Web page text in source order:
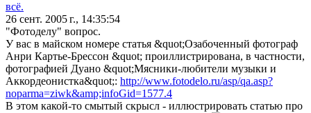
всё.
26 сент. 2005 г., 14:35:54
"Фотоделу" вопрос.
У вас в майском номере статья &quot;Озабоченный фотограф
Анри Картье-Брессон &quot; проиллистрирована, в частности,
фотографией Дуано &quot;Мясники-любители музыки и
Аккордеонистка&quot;: http://www.fotodelo.ru/asp/qa.asp?
noparma=ziwk&amp;infoGid=1577.4
В этом какой-то смытый скрысл - иллюстрировать статью про